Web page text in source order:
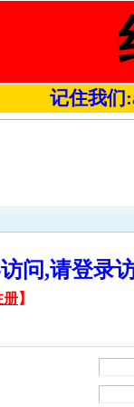
记住我们
访问,请登
册】